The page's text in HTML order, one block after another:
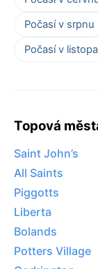
Počasí v srpnu
Počasí v
Topová
Saint John’s
All Saints
Piggotts
Liberta
Bolands
Potters Village